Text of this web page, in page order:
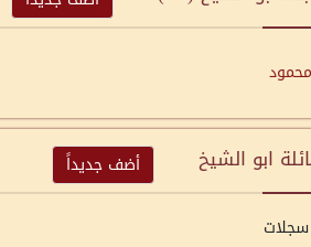
ابو الشيخ أضف جديداً
سجلات